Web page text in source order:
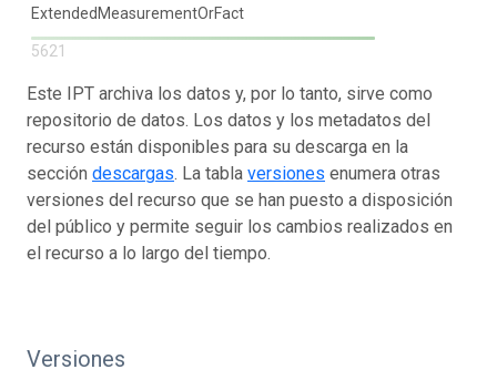
ExtendedMeasurementOrFact
5621
Este IPT archiva los datos y, por lo tanto, sirve como
repositorio de datos. Los datos y los metadatos del
recurso están disponibles para su descarga en la
sección descargas. La tabla versiones enumera otras
versiones del recurso que se han puesto a disposición
del público y permite seguir los cambios realizados en
el recurso a lo largo del tiempo.
Versiones